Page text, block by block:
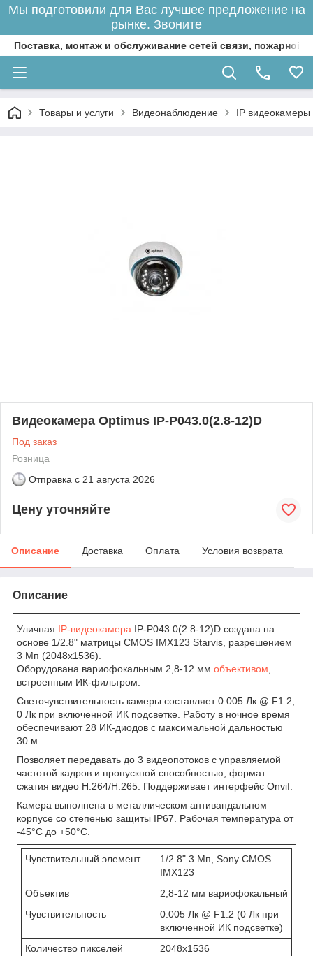
Мы подготовили для Вас лучшее предложение на
рынке. Звоните
Поставка, монтаж и обслуживание сетей связи, пожарной
Товары и услуги Видеонаблюдение IP видеокамеры
Видеокамера Optimus IP-P043.0(2.8-12)D
Под заказ
Розница
Отправка с 21 августа 2026
Цену уточняйте
Описание Доставка Оплата Условия возврата
Описание
Уличная IP-видеокамера IP-P043.0(2.8-12)D создана на
основе 1/2.8" матрицы CMOS IMX123 Starvis, разрешением
3 Мп (2048х1536).
Оборудована вариофокальным 2,8-12 мм объективом
встроенным ИК-фильтром.
Светочувствительность камеры составляет 0.005 Лк @ F1.2,
0 Лк при включенной ИК подсветке. Работу в ночное время
обеспечивают 28 ИК-диодов с максимальной дальностью
30 м.
Позволяет передавать до 3 видеопотоков с управляемой
частотой кадров и пропускной способностью, формат
сжатия видео Н.264/H.265. Поддерживает интерфейс Onvif.
Камера выполнена в металлическом антивандальном
корпусе со степенью защиты IP67. Рабочая температура от
-45°С до +50°С.
Чувствительный элемент
1/2.8" 3 Мп, Sony CMOS
IMX123
Объектив
2,8-12 мм вариофокальный
Чувствительность
0.005 Лк @ F1.2 (0 Лк при
включенной ИК подсветке)
Количество пикселей
2048х1536